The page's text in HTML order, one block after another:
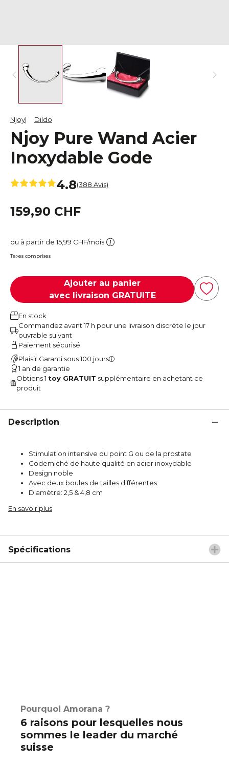
Njoy Dildo
Njoy Pure Wand Acier
Inoxydable Gode
4.8(388 Avis)
159,90 CHF
ou à partir de 15,99 CHF/mois
Taxes comprises
Ajouter au panier
avec livraison GRATUITE
En stock
Commandez avant 17 h pour une livraison discrète le jour
ouvrable suivant
Paiement sécurisé
Plaisir Garanti sous 100 jours
1 an de garantie
Obtiens 1 toy GRATUIT supplémentaire en achetant ce
produit
Description
Stimulation intensive du point G ou de la prostate
Godemiché de haute qualité en acier inoxydable
Design noble
Avec deux boules de tailles différentes
Diamètre: 2,5 & 4,8 cm
En savoir plus
Spécifications
Pourquoi Amorana ?
6 raisons pour lesquelles nous
sommes le leader du marché
suisse